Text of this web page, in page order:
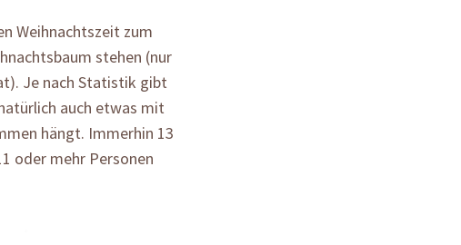
Weihnachtszeit zum
stehen (nur
Je nach Statistik gibt
auch etwas mit
hängt. Immerhin 13
oder mehr Personen